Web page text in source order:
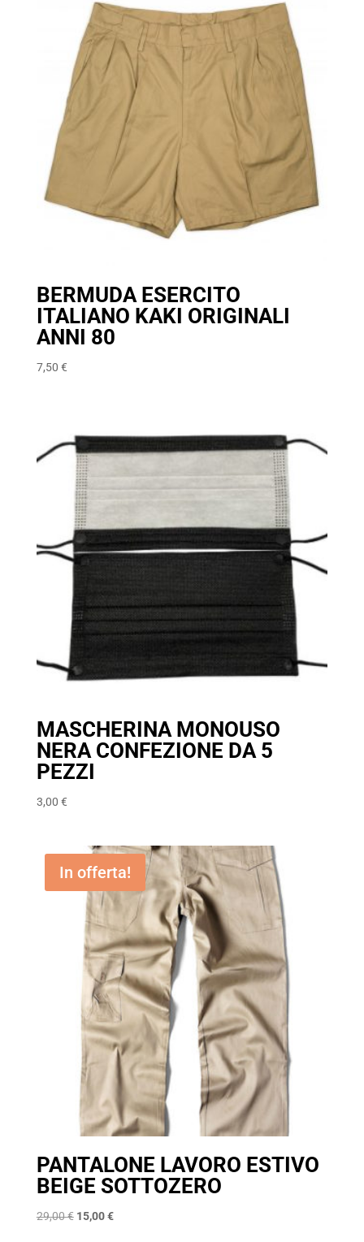
BERMUDA ESERCITO
ITALIANO KAKI ORIGINALI
ANNI 80
7,50 €
MASCHERINA MONOUSO
NERA CONFEZIONE DA 5
PEZZI
3,00 €
In offerta!
PANTALONE LAVORO ESTIVO
BEIGE SOTTOZERO
29,00€ Il
15,00€Il